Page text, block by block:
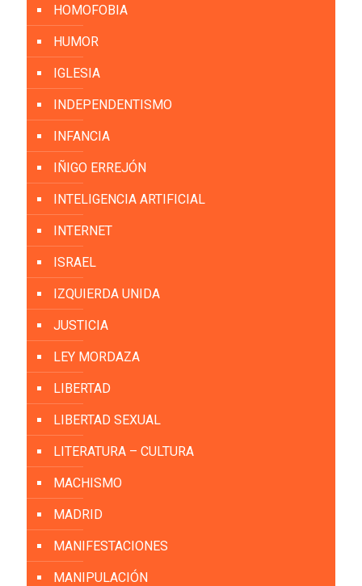
HOMOFOBIA
HUMOR
IGLESIA
INDEPENDENTISMO
INFANCIA
IÑIGO ERREJÓN
INTELIGENCIA ARTIFICIAL
INTERNET
ISRAEL
IZQUIERDA UNIDA
JUSTICIA
LEY MORDAZA
LIBERTAD
LIBERTAD SEXUAL
LITERATURA – CULTURA
MACHISMO
MADRID
MANIFESTACIONES
MANIPULACIÓN